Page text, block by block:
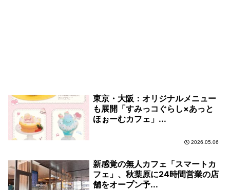
東京・大阪：オリジナルメニュー
も展開「すみっコぐらし×あっと
ほぉーむカフェ」...
2026.05.06
新感覚の無人カフェ「スマートカ
フェ」、秋葉原に24時間営業の店
舗をオープン予...